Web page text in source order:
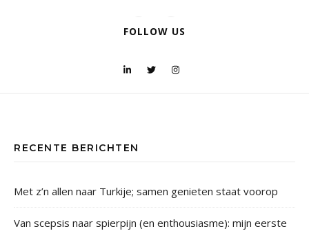
FOLLOW US
RECENTE BERICHTEN
Met z’n allen naar Turkije; samen genieten staat voorop
Van scepsis naar spierpijn (en enthousiasme): mijn eerste